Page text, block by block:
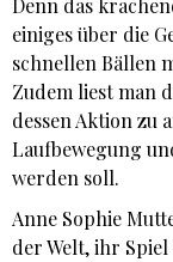
Denn das
einiges über die
schnellen Bällen
Zudem liest man
dessen Aktion zu
Laufbewegung
werden soll.
Anne Sophie
der Welt, ihr